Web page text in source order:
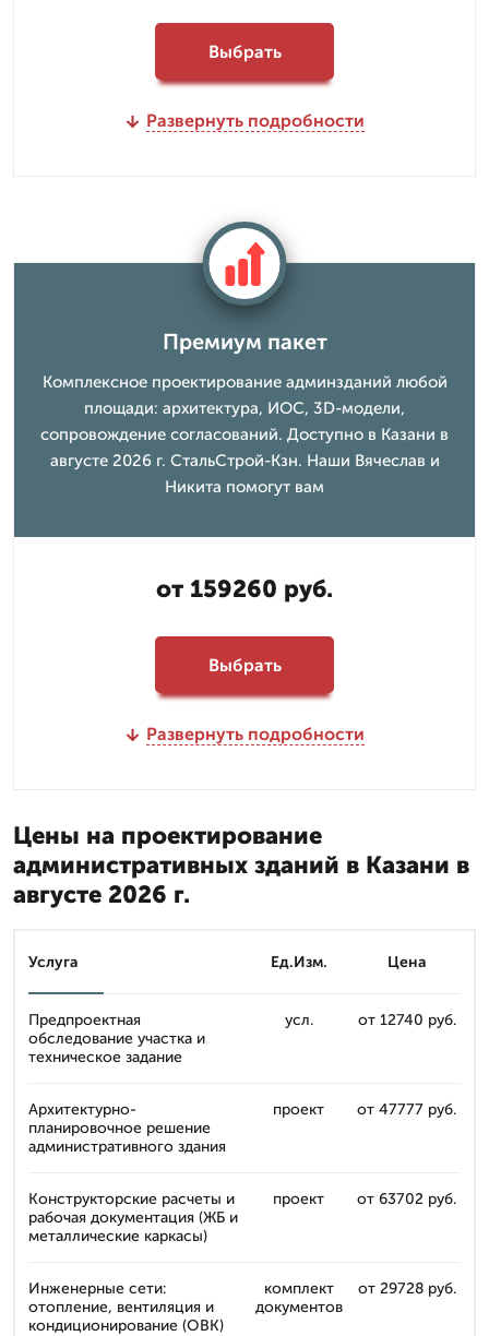
Выбрать
Развернуть подробности
Премиум пакет
Комплексное проектирование админзданий любой
площади: архитектура, ИОС, 3D-модели,
сопровождение согласований. Доступно в Казани в
августе 2026 г. СтальСтрой-Кзн. Наши Вячеслав и
Никита помогут вам
от 159260 руб.
Выбрать
Развернуть подробности
Цены на проектирование
административных зданий в Казани в
августе 2026 г.
Услуга Ед.Изм. Цена
Предпроектная
обследование участка и
техническое задание
усл. от 12740 руб.
Архитектурно-
планировочное решение
административного здания
проект от 47777 руб.
Конструкторские расчеты и
рабочая документация (ЖБ и
металлические каркасы)
проект от 63702 руб.
Инженерные сети:
отопление, вентиляция и
кондиционирование (ОВК)
комплект
документов
от 29728 руб.